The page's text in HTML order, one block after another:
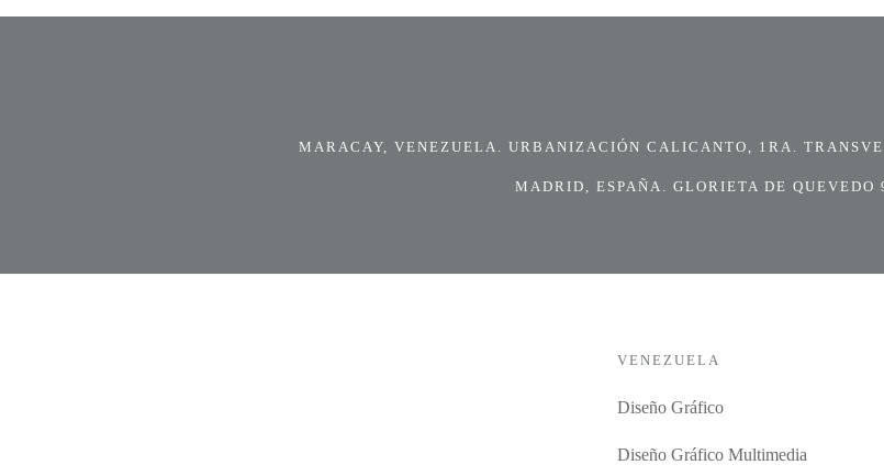
MARACAY, VENEZUELA. URBANIZACIÓN CALICANTO, 1RA.
MADRID, ESPAÑA. GLORIETA DE QUEVEDO
VENEZUELA
Diseño Gráfico
Diseño Gráfico Multimedia